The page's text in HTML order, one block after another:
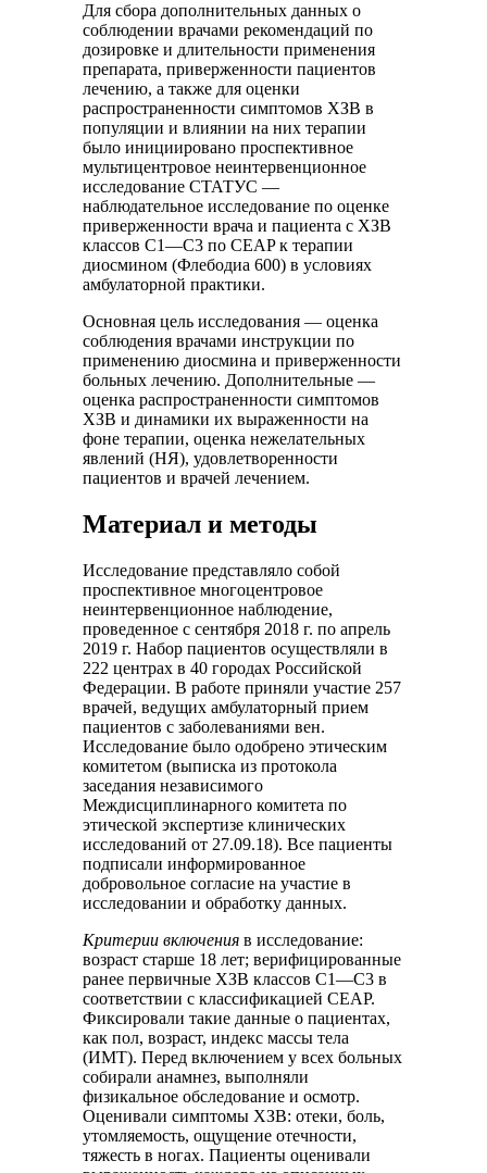
Для сбора дополнительных данных о
соблюдении врачами рекомендаций по
дозировке и длительности применения
препарата, приверженности пациентов
лечению, а также для оценки
распространенности симптомов ХЗВ в
популяции и влиянии на них терапии
было инициировано проспективное
мультицентровое неинтервенционное
исследование СТАТУС —
наблюдательное исследование по оценке
приверженности врача и пациента с ХЗВ
классов C1—C3 по CEAP к терапии
диосмином (Флебодиа 600) в условиях
амбулаторной практики.
Основная цель исследования — оценка
соблюдения врачами инструкции по
применению диосмина и приверженности
больных лечению. Дополнительные —
оценка распространенности симптомов
ХЗВ и динамики их выраженности на
фоне терапии, оценка нежелательных
явлений (НЯ), удовлетворенности
пациентов и врачей лечением.
Материал и методы
Исследование представляло собой
проспективное многоцентровое
неинтервенционное наблюдение,
проведенное с сентября 2018 г. по апрель
2019 г. Набор пациентов осуществляли в
222 центрах в 40 городах Российской
Федерации. В работе приняли участие 257
врачей, ведущих амбулаторный прием
пациентов с заболеваниями вен.
Исследование было одобрено этическим
комитетом (выписка из протокола
заседания независимого
Междисциплинарного комитета по
этической экспертизе клинических
исследований от 27.09.18). Все пациенты
подписали информированное
добровольное согласие на участие в
исследовании и обработку данных.
Критерии включения в исследование:
возраст старше 18 лет; верифицированные
ранее первичные ХЗВ классов C1—C3 в
соответствии с классификацией CEAP.
Фиксировали такие данные о пациентах,
как пол, возраст, индекс массы тела
(ИМТ). Перед включением у всех больных
собирали анамнез, выполняли
физикальное обследование и осмотр.
Оценивали симптомы ХЗВ: отеки, боль,
утомляемость, ощущение отечности,
тяжесть в ногах. Пациенты оценивали